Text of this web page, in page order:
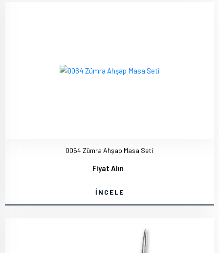
0064 Zümra Ahşap Masa Seti
Fiyat Alın
İNCELE